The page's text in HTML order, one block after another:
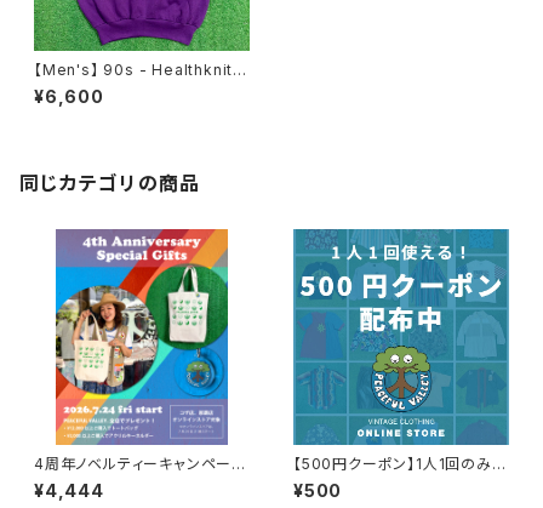
【Men's】 90s - Healthknit
スウェット ベスト / アメリカ製 U
SA製 90年代 古着 メンズ ノー
¥6,600
同じカテゴリの商品
4周年ノベルティーキャンペーン
開催中！
¥4,444
【500円クーポン】1人1回のみご
利用可能！
¥500